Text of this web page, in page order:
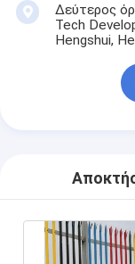
Δεύτερος
Tech
Hengshui,